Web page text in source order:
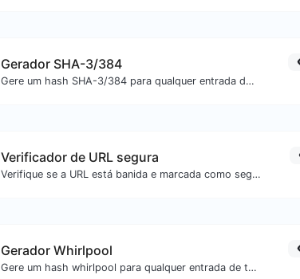
Gerador SHA-3/384
Gere um hash SHA-3/384 para qualquer entrada de texto.
Verificador de URL segura
Verifique se a URL está banida e marcada como segura/insegura pelo Google.
Gerador Whirlpool
Gere um hash whirlpool para qualquer entrada de texto.